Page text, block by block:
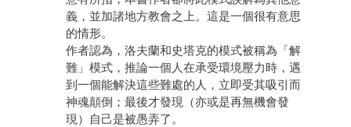
義，並加諸地方教會之上。這是一個很有意思
的情形。
作者認為，洛夫蘭和史塔克的模式被稱為「解
難」模式，推論一個人在承受環境壓力時，遇
到一個能解決這些難處的人，立即受其吸引而
神魂顛倒；最後才發現（亦或是再無機會發
現）自己是被愚弄了。